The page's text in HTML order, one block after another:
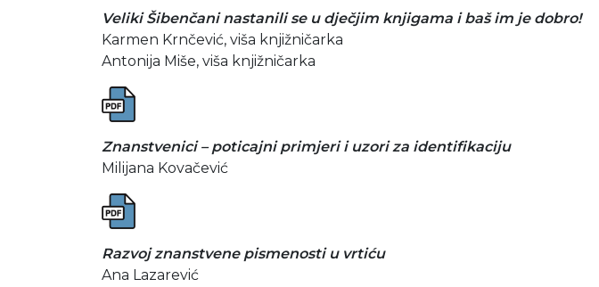
Veliki Šibenčani nastanili se u dječjim knjigama i baš im je dobro!
Karmen Krnčević, viša knjižničarka
Antonija Miše, viša knjižničarka
Znanstvenici – poticajni primjeri i uzori za identifikaciju
Milijana Kovačević
Razvoj znanstvene pismenosti u vrtiću
Ana Lazarević